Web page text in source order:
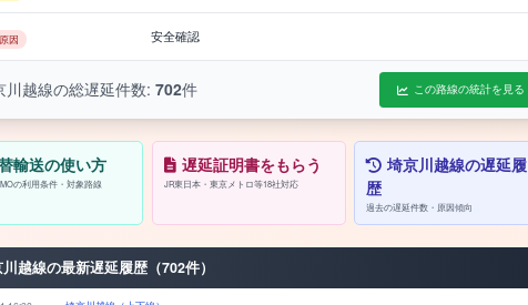
因 安全確認
川越線の総遅延件数: 702件 この路線の統計を見る
輸送の使い方
の利用条件・対象路線
遅延証明書をもらう
JR東日本・東京メトロ等18社対応
埼京川越線の遅延履
歴
過去の遅延件数・原因傾向
越線の最新遅延履歴（702件）